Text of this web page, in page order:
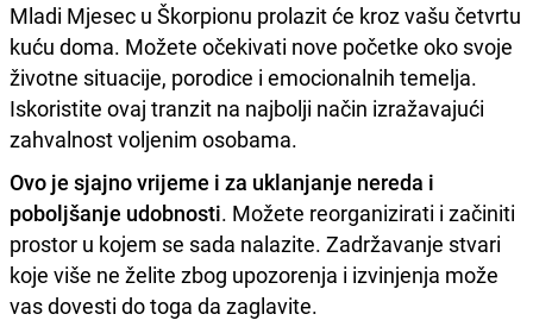
Mladi Mjesec u Škorpionu prolazit će kroz vašu četvrtu
kuću doma. Možete očekivati nove početke oko svoje
životne situacije, porodice i emocionalnih temelja.
Iskoristite ovaj tranzit na najbolji način izražavajući
zahvalnost voljenim osobama.
Ovo je sjajno vrijeme i za uklanjanje nereda i
poboljšanje udobnosti. Možete reorganizirati i začiniti
prostor u kojem se sada nalazite. Zadržavanje stvari
koje više ne želite zbog upozorenja i izvinjenja može
vas dovesti do toga da zaglavite.